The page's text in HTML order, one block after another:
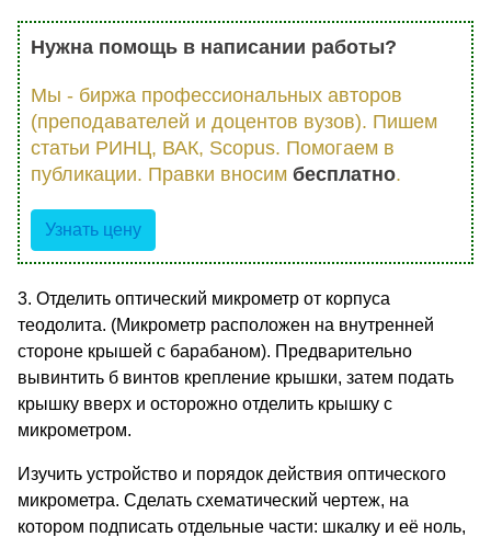
Нужна помощь в написании работы?
Мы - биржа профессиональных авторов
(преподавателей и доцентов вузов). Пишем
статьи РИНЦ, ВАК, Scopus. Помогаем в
публикации. Правки вносим бесплатно.
Узнать цену
3. Отделить оптический микрометр от корпуса
теодолита. (Микрометр расположен на внутренней
стороне крышей с барабаном). Предварительно
вывинтить б винтов крепление крышки, затем подать
крышку вверх и осторожно отделить крышку с
микрометром.
Изучить устройство и порядок действия оптического
микрометра. Сделать схематический чертеж, на
котором подписать отдельные части: шкалку и её ноль,